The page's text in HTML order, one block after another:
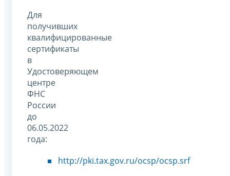
Для
получивших
квалифицированные
сертификаты
в
Удостоверяющем
центре
ФНС
России
до
06.05.2022
года:
http://pki.tax.gov.ru/ocsp/ocsp.srf